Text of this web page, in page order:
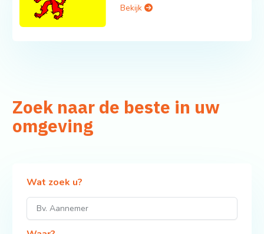
Bekijk
Zoek naar de beste in uw
omgeving
Wat zoek u?